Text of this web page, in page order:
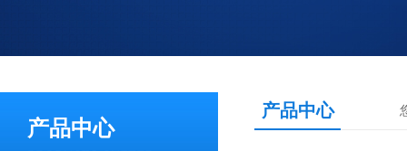
产品中心
产品中心